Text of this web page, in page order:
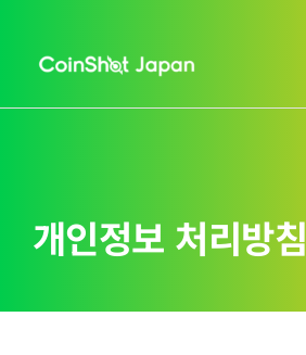
로
홈
서비스 안내
개인정보 처리방침